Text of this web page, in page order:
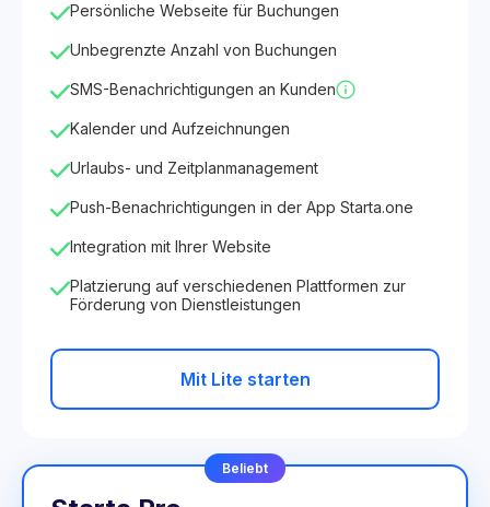
Persönliche Webseite für Buchungen
Unbegrenzte Anzahl von Buchungen
SMS-Benachrichtigungen an Kunden
Kalender und Aufzeichnungen
Urlaubs- und Zeitplanmanagement
Push-Benachrichtigungen in der App Starta.one
Integration mit Ihrer Website
Platzierung auf verschiedenen Plattformen zur
Förderung von Dienstleistungen
Mit Lite starten
Beliebt